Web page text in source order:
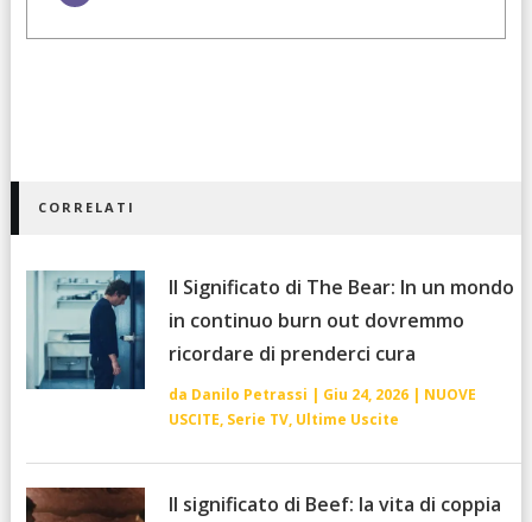
CORRELATI
Il Significato di The Bear: In un mondo
in continuo burn out dovremmo
ricordare di prenderci cura
da Danilo Petrassi | Giu 24, 2026| NUOVE
USCITE, Serie TV, Ultime Uscite
Il significato di Beef: la vita di coppia